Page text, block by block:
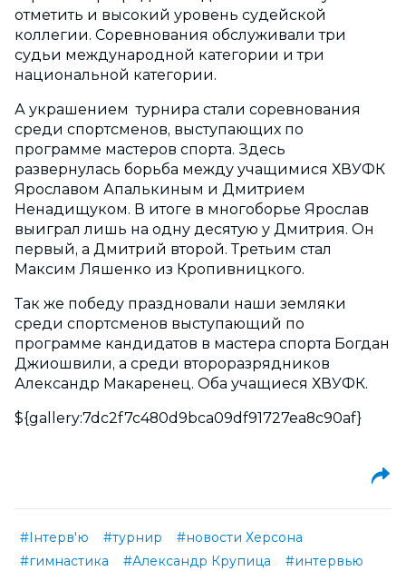
отметить и высокий уровень судейской
коллегии. Соревнования обслуживали три
судьи международной категории и три
национальной категории.
А украшением турнира стали соревнования
среди спортсменов, выступающих по
программе мастеров спорта. Здесь
развернулась борьба между учащимися ХВУФК
Ярославом Апалькиным и Дмитрием
Ненадищуком. В итоге в многоборье Ярослав
выиграл лишь на одну десятую у Дмитрия. Он
первый, а Дмитрий второй. Третьим стал
Максим Ляшенко из Кропивницкого.
Так же победу праздновали наши земляки
среди спортсменов выступающий по
программе кандидатов в мастера спорта Богдан
Джиошвили, а среди второразрядников
Александр Макаренец. Оба учащиеся ХВУФК.
${gallery:7dc2f7c480d9bca09df91727ea8c90af}
#Інтерв'ю #турнир
#новости Херсона
#гимнастика
#Александр Крупица #интервью